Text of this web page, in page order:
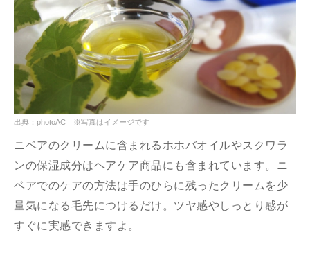
出典：photoAC ※写真はイメージです
ニベアのクリームに含まれるホホバオイルやスクワラ
ンの保湿成分はヘアケア商品にも含まれています。ニ
ベアでのケアの方法は手のひらに残ったクリームを少
量気になる毛先につけるだけ。ツヤ感やしっとり感が
すぐに実感できますよ。